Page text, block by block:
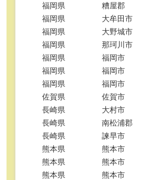
福岡県
糟屋郡
福岡県
大牟田市
福岡県
大野城市
福岡県
那珂川市
福岡県
福岡市
福岡県
福岡市
福岡県
福岡市
佐賀県
佐賀市
長崎県
大村市
長崎県
南松浦郡
長崎県
諫早市
熊本県
熊本市
熊本県
熊本市
熊本県
熊本市